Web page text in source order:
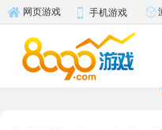
网页游戏 手机游戏